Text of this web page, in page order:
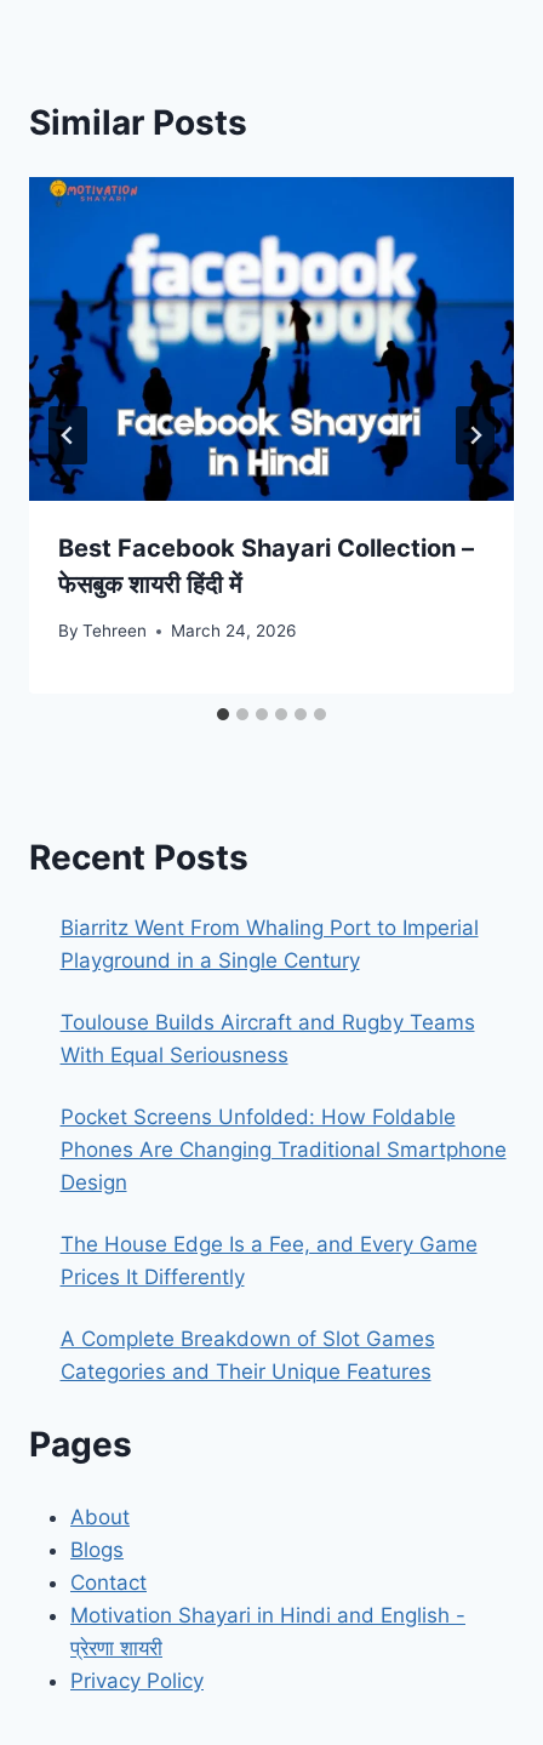
Similar Posts
Best Facebook Shayari Collection –
फेसबुक शायरी हिंदी में
By Tehreen March 24, 2026
Recent Posts
Biarritz Went From Whaling Port to Imperial
Playground in a Single Century
Toulouse Builds Aircraft and Rugby Teams
With Equal Seriousness
Pocket Screens Unfolded: How Foldable
Phones Are Changing Traditional Smartphone
Design
The House Edge Is a Fee, and Every Game
Prices It Differently
A Complete Breakdown of Slot Games
Categories and Their Unique Features
Pages
About
Blogs
Contact
Motivation Shayari in Hindi and English -
प्रेरणा शायरी
Privacy Policy